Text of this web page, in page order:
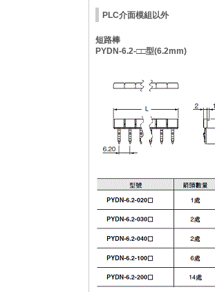
PLC介面模組以外
短路棒
PYDN-6.2-□□型(6.2mm)